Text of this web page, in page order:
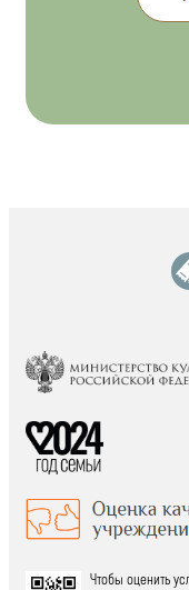
Чтобы оценить